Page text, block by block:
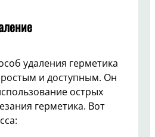
удаления герметика
и доступным. Он
острых
герметика. Вот